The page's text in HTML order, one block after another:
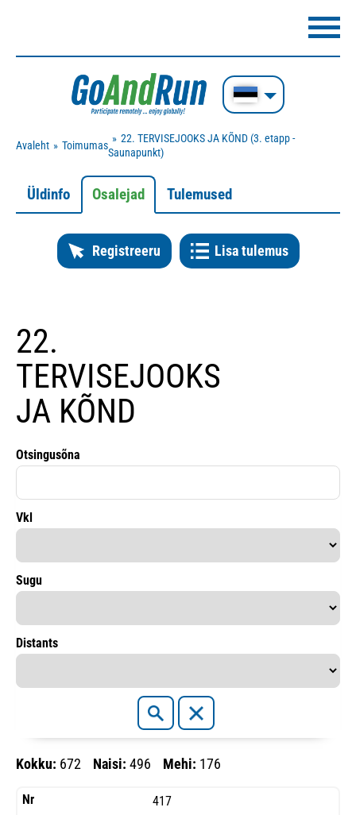
Avaleht Toimumas
22. TERVISEJOOKS JA KÕND (3. etapp -
Saunapunkt)
Üldinfo Osalejad Tulemused
Registreeru Lisa tulemus
22.
TERVISEJOOKS
JA KÕND
Otsingusõna
Vkl
Sugu
Distants
Kokku: 672 Naisi: 496 Mehi: 176
417